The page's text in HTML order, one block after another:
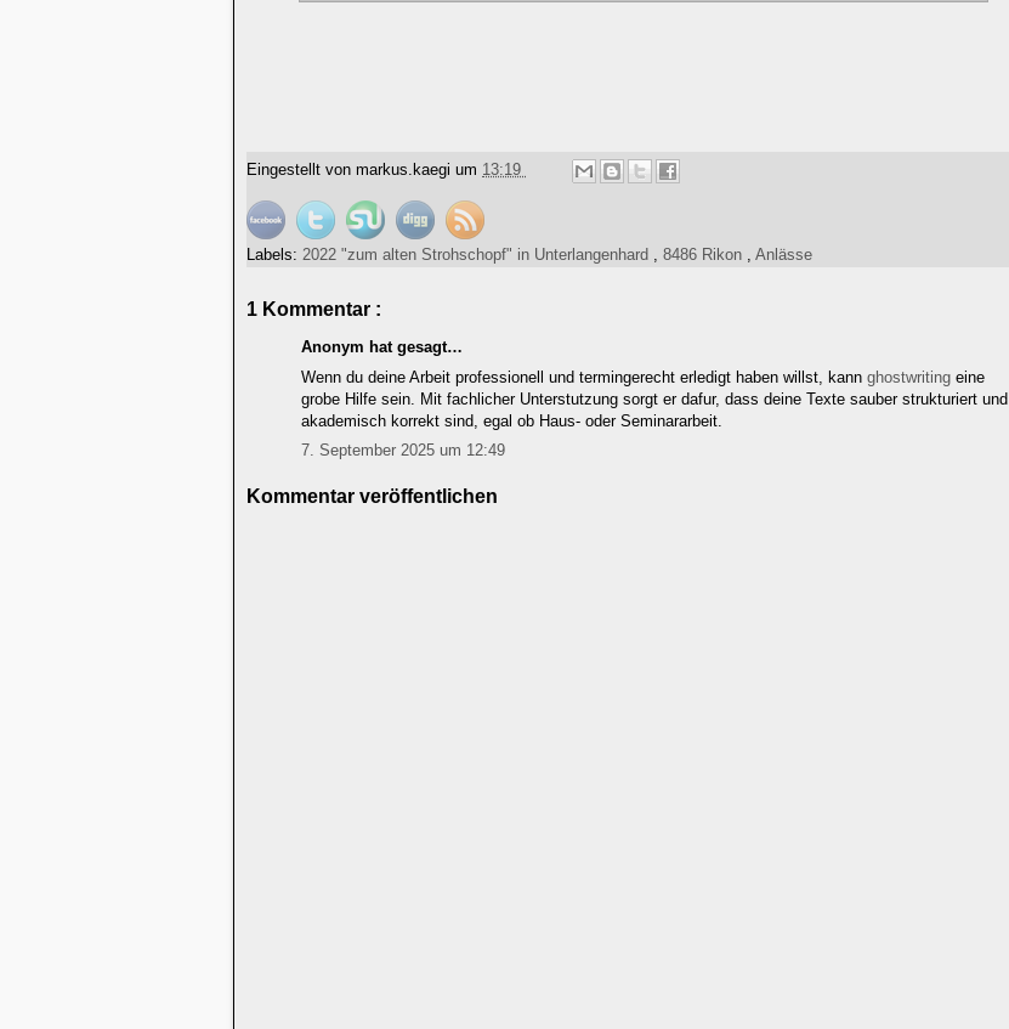
Eingestellt von markus.kaegi um 13:19
Labels: 2022 "zum alten Strohschopf" in Unterlangenhard , 8486 Rikon , Anlässe
1 Kommentar :
Anonym hat gesagt…
Wenn du deine Arbeit professionell und termingerecht erledigt haben willst, kann ghostwriting eine
grobe Hilfe sein. Mit fachlicher Unterstutzung sorgt er dafur, dass deine Texte sauber strukturiert und
akademisch korrekt sind, egal ob Haus- oder Seminararbeit.
7. September 2025 um 12:49
Kommentar veröffentlichen